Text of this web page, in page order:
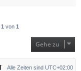
1 von 1
Gehe zu
Alle Zeiten sind UTC+02:00